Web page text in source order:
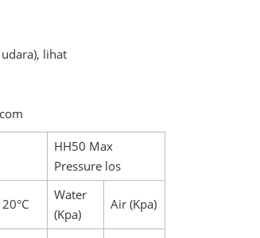
lihat
HH50 Max
Pressure los
Water
(Kpa)
Air (Kpa)